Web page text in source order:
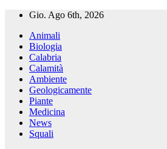
Salta
contenuto
Gio. Ago 6th, 2026
Animali
Biologia
Calabria
Calamità
Ambiente
Geologicamente
Piante
Medicina
News
Squali